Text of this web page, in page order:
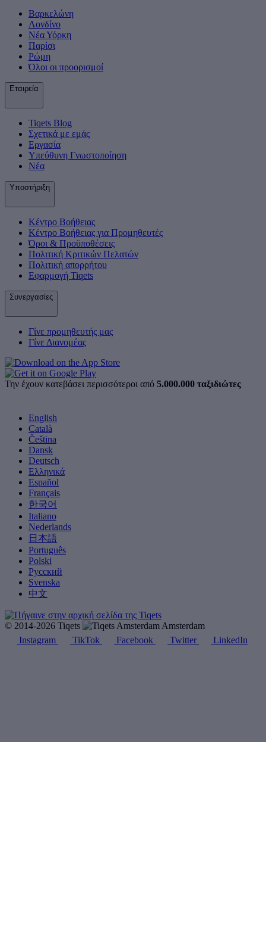
Βαρκελώνη
Λονδίνο
Νέα Υόρκη
Παρίσι
Ρώμη
Όλοι οι προορισμοί
Εταιρεία
Tiqets Βlog
Σχετικά με εμάς
Εργασία
Υπεύθυνη Γνωστοποίηση
Νέα
Υποστήριξη
Κέντρο Βοήθειας
Κέντρο Βοήθειας για Προμηθευτές
Όροι & Προϋποθέσεις
Πολιτική Κριτικών Πελατών
Πολιτική απορρήτου
Εφαρμογή Tiqets
Συνεργασίες
Γίνε προμηθευτής μας
Γίνε Διανομέας
Την έχουν κατεβάσει περισσότεροι από 5.000.000 ταξιδιώτες
English
Català
Čeština
Dansk
Deutsch
Ελληνικά
Español
Français
한국어
Italiano
Nederlands
日本語
Português
Polski
Русский
Svenska
中文
© 2014-2026 Tiqets
Amsterdam
Instagram
TikTok Facebook Twitter LinkedIn